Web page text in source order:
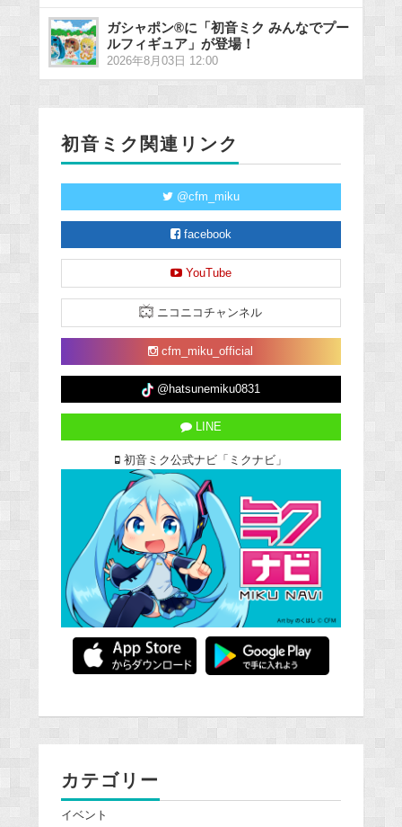
ガシャポン®に「初音ミク みんなでプー
ルフィギュア」が登場！
2026年8月03日 12:00
初音ミク関連リンク
@cfm_miku
facebook
YouTube
ニコニコチャンネル
cfm_miku_official
@hatsunemiku0831
LINE
初音ミク公式ナビ「ミクナビ」
カテゴリー
イベント